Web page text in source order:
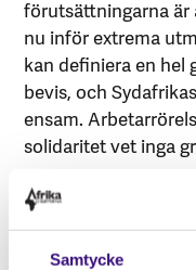
Samtycke
förutsättningarna är
nu inför extrema
kan definiera en hel
bevis, och
ensam.
solidaritet vet inga
För att arbetet för
behöver vi alla